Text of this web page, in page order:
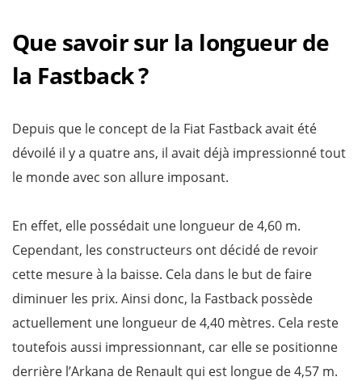
Que savoir sur la longueur de
la Fastback ?
Depuis que le concept de la Fiat Fastback avait été
dévoilé il y a quatre ans, il avait déjà impressionné tout
le monde avec son allure imposant.
En effet, elle possédait une longueur de 4,60 m.
Cependant, les constructeurs ont décidé de revoir
cette mesure à la baisse. Cela dans le but de faire
diminuer les prix. Ainsi donc, la Fastback possède
actuellement une longueur de 4,40 mètres. Cela reste
toutefois aussi impressionnant, car elle se positionne
derrière l’Arkana de Renault qui est longue de 4,57 m.